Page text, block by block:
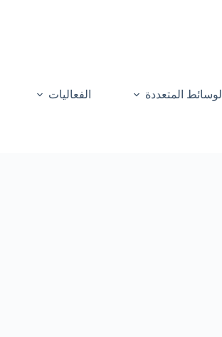
الوسائط المتعددة الفعاليات